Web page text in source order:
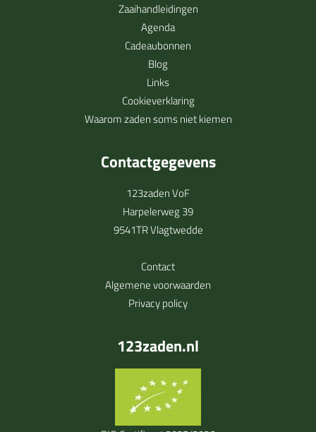
Zaaihandleidingen
Agenda
Cadeaubonnen
Blog
Links
Cookieverklaring
Waarom zaden soms niet kiemen
Contactgegevens
123zaden VoF
Harpelerweg 39
9541TR Vlagtwedde
Contact
Algemene voorwaarden
Privacy policy
123zaden.nl